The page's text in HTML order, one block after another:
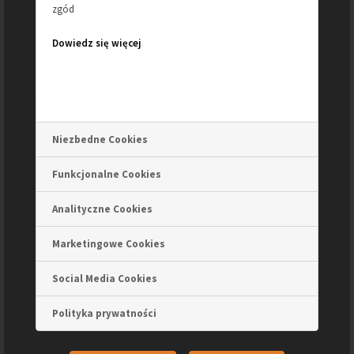
zgód
Dowiedz się więcej
Niezbedne Cookies
Funkcjonalne Cookies
Analityczne Cookies
Marketingowe Cookies
Social Media Cookies
Polityka prywatności